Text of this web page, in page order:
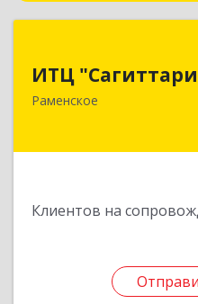
ИТЦ
Раменское
Клиентов на
140103,